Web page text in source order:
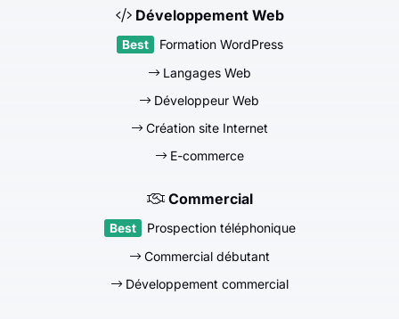
Développement Web
Formation WordPress
Langages Web
Développeur Web
Création site Internet
E-commerce
Commercial
Prospection téléphonique
Commercial débutant
Développement commercial